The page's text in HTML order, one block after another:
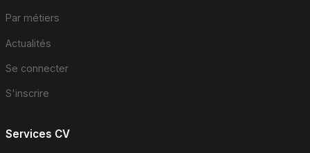
Par métiers
Actualités
Se connecter
S'inscrire
Services CV